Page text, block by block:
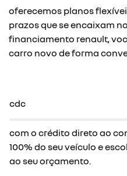
oferecemos planos
prazos que se encaixam
financiamento renault,
carro novo de forma
cdc
com o crédito direto ao
100% do seu veículo e
ao seu orçamento.